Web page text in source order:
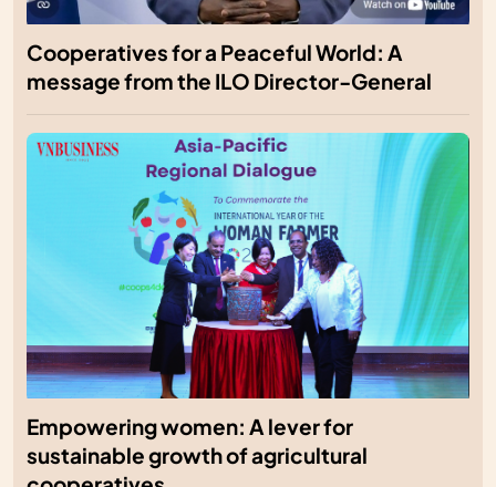
Cooperatives for a Peaceful World: A
message from the ILO Director-General
Empowering women: A lever for
sustainable growth of agricultural